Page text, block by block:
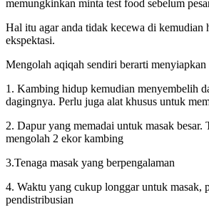
memungkinkan minta test food sebelum
Hal itu agar anda tidak kecewa di kemudian
ekspektasi.
Mengolah aqiqah sendiri berarti menyiapkan
1. Kambing hidup kemudian menyembelih
dagingnya. Perlu juga alat khusus untuk
2. Dapur yang memadai untuk masak besar.
mengolah 2 ekor kambing
3.Tenaga masak yang berpengalaman
4. Waktu yang cukup longgar untuk masak,
pendistribusian